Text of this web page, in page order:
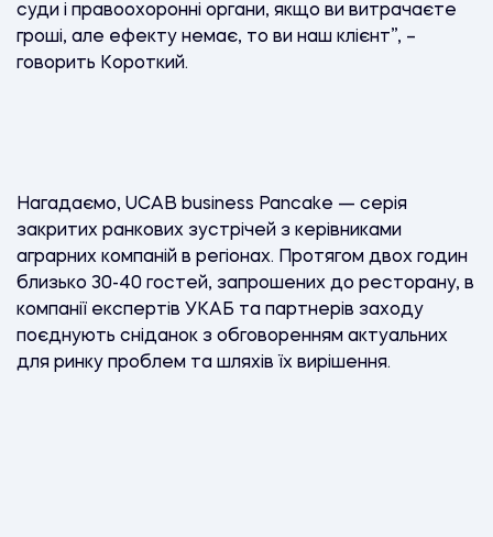
суди і правоохоронні органи, якщо ви витрачаєте
гроші, але ефекту немає, то ви наш клієнт”, –
говорить Короткий.
Нагадаємо, UCAB business Pancake — серія
закритих ранкових зустрічей з керівниками
аграрних компаній в регіонах. Протягом двох годин
близько 30-40 гостей, запрошених до ресторану, в
компанії експертів УКАБ та партнерів заходу
поєднують сніданок з обговоренням актуальних
для ринку проблем та шляхів їх вирішення.